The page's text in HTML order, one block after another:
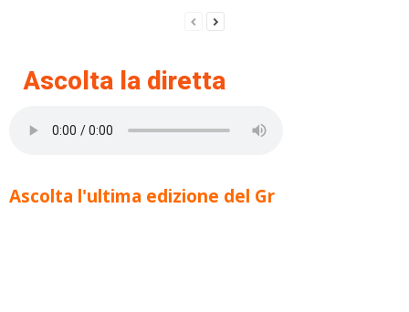
Ascolta la diretta
Ascolta l'ultima edizione del Gr